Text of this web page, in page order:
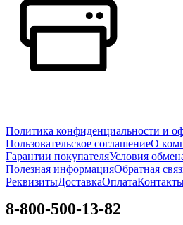
Политика конфиденциальности и
Пользовательское соглашениеО
Гарантии покупателяУсловия
Полезная информацияОбратная
РеквизитыДоставкаОплата
8-800-500-13-82